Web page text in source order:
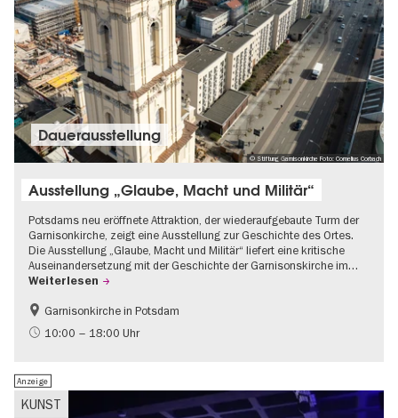
© Stiftung Garnisonkirche Foto: Cornelius Corbach
Dauer­aus­stel­lung
Ausstellung „Glaube, Macht und Militär“
Potsdams neu eröffnete Attraktion, der wiederaufgebaute Turm der
Garnisonkirche, zeigt eine Ausstellung zur Geschichte des Ortes.
Die Ausstellung „Glaube, Macht und Militär“ liefert eine kritische
Auseinandersetzung mit der Geschichte der Garnisonskirche im…
Weiterlesen
Geschichte
Brandenburg
Garnisonkirche in Potsdam
10:00 – 18:00 Uhr
KUNST
Anzeige